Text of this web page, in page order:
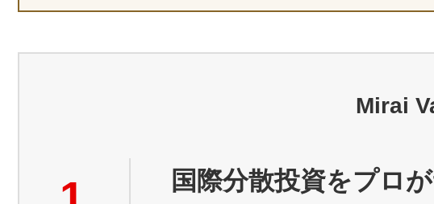
Mirai
国際分散投資をプロ